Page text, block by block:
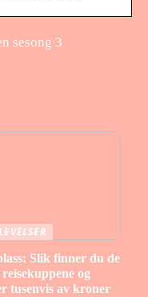
sesong 3
Slik finner du de
reisekuppene og
tusenvis av kroner